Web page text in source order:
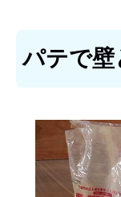
パテで壁